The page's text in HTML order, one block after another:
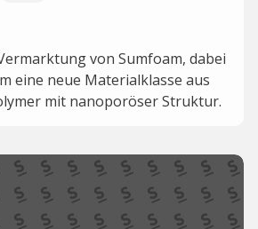
von Sumfoam, dabei
eine neue Materialklasse aus
mit nanoporöser Struktur.